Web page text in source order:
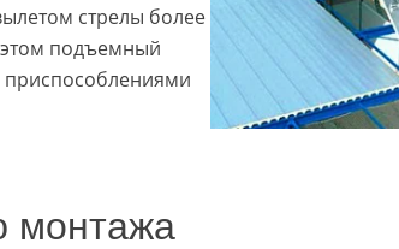
стрелы более
подъемный
монтажа